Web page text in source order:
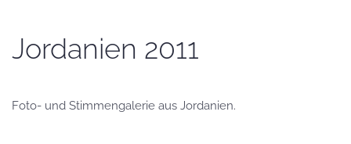
Jordanien 2011
Foto- und Stimmengalerie aus Jordanien.